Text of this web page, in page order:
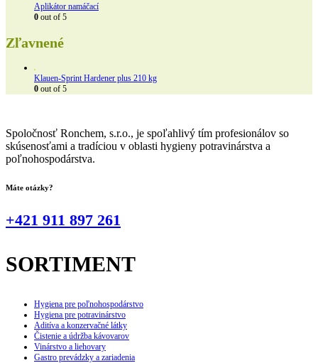
Aplikátor namáčací
0 out of 5
Zľavnené
Klauen-Sprint Hardener plus 210 kg
0 out of 5
Spoločnosť Ronchem, s.r.o., je spoľahlivý tím profesionálov so
skúsenosťami a tradíciou v oblasti hygieny potravinárstva a
poľnohospodárstva.
Máte otázky?
+421 911 897 261
SORTIMENT
Hygiena pre poľnohospodárstvo
Hygiena pre potravinárstvo
Aditíva a konzervačné látky
Čistenie a údržba kávovarov
Vinárstvo a liehovary
Gastro prevádzky a zariadenia